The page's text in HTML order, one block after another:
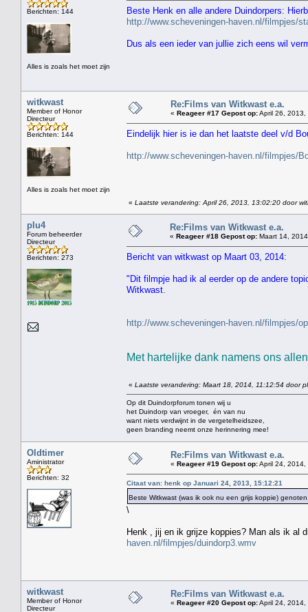
Berichten: 144
Alles is zoals het moet zijn
Beste Henk en alle andere Duindorpers:
http://www.scheveningen-haven.nl/filmpjes/
Dus als een ieder van jullie zich eens wil
witkwast
Member of Honor
Directeur
Berichten: 144
Alles is zoals het moet zijn
Re:Films van Witkwast e.a.
« Reageer #17 Gepost op:April 26, 2013,
Eindelijk hier is ie dan het laatste deel v/d
http://www.scheveningen-haven.nl/filmpjes/
« Laatste verandering: April 26, 2013, 13:02:20 door
plu4
Forum beheerder
Directeur
Berichten: 273
Re:Films van Witkwast e.a.
« Reageer #18 Gepost op: Maart 14,
Bericht van witkwast op Maart 03, 2014:
"Dit filmpje had ik al eerder op de andere
Witkwast.
http://www.scheveningen-haven.nl/filmpjes/
Met hartelijke dank namens ons
« Laatste verandering: Maart 18, 2014, 11:12:54 door
Op dit Duindorpforum tonen wij u
het Duindorp van vroeger, én van nu
want niets verdwijnt in de vergetelheidszee,
geen branding neemt onze herinnering mee!
Oldtimer
Aministrator
Berichten: 32
Re:Films van Witkwast e.a.
« Reageer #19 Gepost op:April 24,
Citaat van: henk op Januari 24, 2013, 15:12:21
Beste Witkwast (was ik ook nu een grijs koppie)
\
Henk , jij en ik grijze koppies? Man als ik al
haven.nl/filmpjes/duindorp3.wmv
witkwast
Member of Honor
Directeur
Re:Films van Witkwast e.a.
« Reageer #20 Gepost op:April 24,